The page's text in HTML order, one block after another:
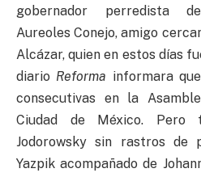
gobernador perredista
Aureoles Conejo, amigo
Alcázar, quien en estos días
diario Reforma informara
consecutivas en la
Ciudad de México. Pero
Jodorowsky sin rastros de
Yazpik acompañado de